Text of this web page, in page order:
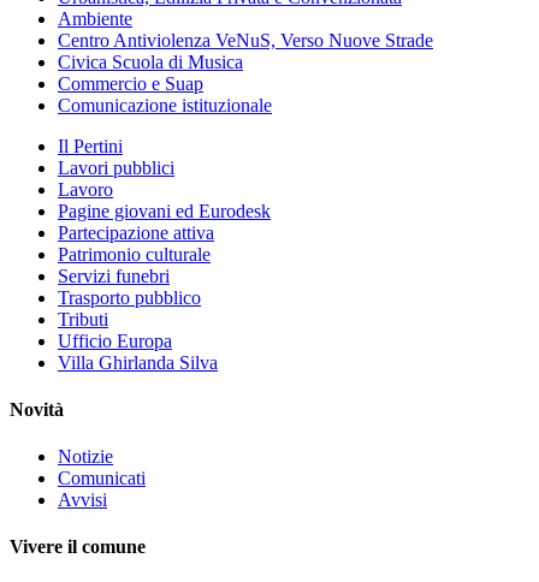
Ambiente
Centro Antiviolenza VeNuS, Verso Nuove Strade
Civica Scuola di Musica
Commercio e Suap
Comunicazione istituzionale
Il Pertini
Lavori pubblici
Lavoro
Pagine giovani ed Eurodesk
Partecipazione attiva
Patrimonio culturale
Servizi funebri
Trasporto pubblico
Tributi
Ufficio Europa
Villa Ghirlanda Silva
Novità
Notizie
Comunicati
Avvisi
Vivere il comune